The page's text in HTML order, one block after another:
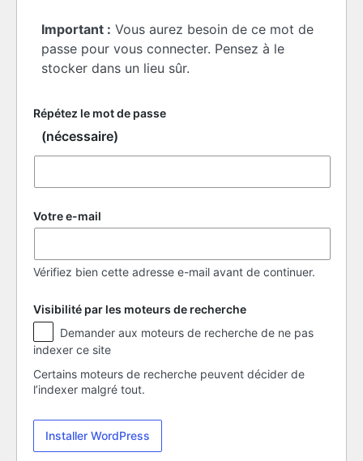
Important : Vous aurez besoin de ce mot de
passe pour vous connecter. Pensez à le
stocker dans un lieu sûr.
Répétez le mot de passe
(nécessaire)
Votre e-mail
Vérifiez bien cette adresse e-mail avant de continuer.
Visibilité par les moteurs de recherche
Visibilité
par
les
moteurs
de
indexer ce site
Certains moteurs de recherche peuvent décider de
l’indexer malgré tout.